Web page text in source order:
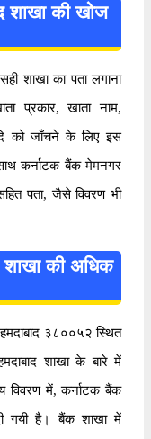
शाखा की खोज
शाखा का पता लगाना
प्रकार, खाता नाम,
को जाँचने के लिए इस
कर्नाटक बैंक मेमनगर
पता, जैसे विवरण भी
शाखा की अधिक
३८००५२ स्थित
शाखा के बारे में
विवरण में, कर्नाटक बैंक
गयी है। बैंक शाखा में